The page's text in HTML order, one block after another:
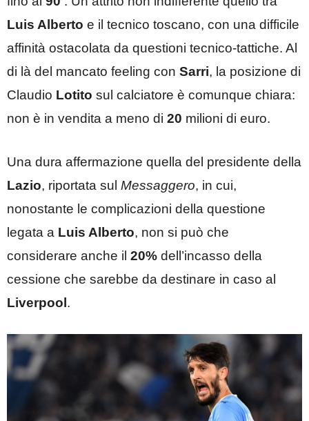
Luis Alberto e il tecnico toscano, con una difficile
affinità ostacolata da questioni tecnico-tattiche. Al
di là del mancato feeling con Sarri, la posizione di
Claudio Lotito sul calciatore è comunque chiara:
non è in vendita a meno di 20 milioni di euro.
Una dura affermazione quella del presidente della
Lazio, riportata sul Messaggero, in cui,
nonostante le complicazioni della questione
legata a Luis Alberto, non si può che
considerare anche il 20% dell’incasso della
cessione che sarebbe da destinare in caso al
Liverpool.